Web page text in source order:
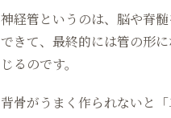
神経管というのは、脳や脊
できて、最終的には管の形
じるのです。
背骨がうまく作られないと